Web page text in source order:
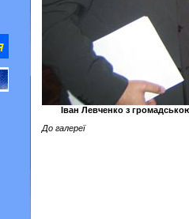
Іван Левченко з
До галереї